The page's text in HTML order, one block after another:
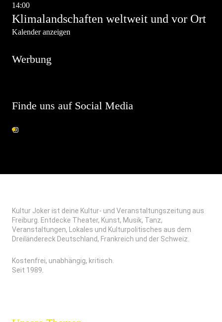
14:00
Klimalandschaften weltweit und vor Ort
Kalender anzeigen
Werbung
Finde uns auf Social Media
Kultur Joker ist deine Kultur- und Veranstaltungszeitung aus
Freiburg. Entdecke Theater, Kunst, Musik, Tanz,
Veranstaltungen, Lokales und Kulturpolitisches aus dem
Dreiländereck Deutschland, Frankreich und der Schweiz.
Kostenfrei, unabhängig, kritisch.
Seit 1989.